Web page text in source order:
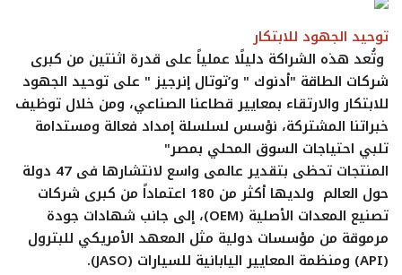
توحيد الجهود للابتكار
وتُعد هذه الشراكة دليلًا عملياً على قدرة اثنتين من كبرى
شركات الطاقة "أدنوك " و’توتال إنرجيز " على توحيد الجهود
للابتكار والارتقاء بمعايير قطاعنا الصناعي، ومن خلال توظيف
خبراتنا المشتركة، نؤسس لسلسلة إمداد فعالة ومستدامة
تلبي احتياجات السوق المحلي بمصر"
المنتجات تحظى بتقدير عالمى واسع لانتشارها فى 47 دولة
حول العالم ولديها أكثر من 180 اعتماداً من كبرى شركات
تصنيع المعدات الأصلية (OEM)، إلى جانب شهادات جودة
مرموقة من مؤسسات دولية مثل المعهد الأمريكي للبترول
(API) ومنظمة المعايير اليابانية للسيارات (JASO).